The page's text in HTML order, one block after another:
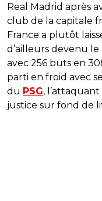
Real Madrid après
club de la capitale
France a plutôt
d’ailleurs devenu
avec 256 buts en
parti en froid avec
du PSG,
justice sur fond de